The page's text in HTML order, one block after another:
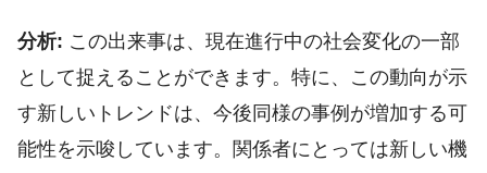
分析: この出来事は、現在進行中の社会変化の一部
として捉えることができます。特に、この動向が示
す新しいトレンドは、今後同様の事例が増加する可
能性を示唆しています。関係者にとっては新しい機